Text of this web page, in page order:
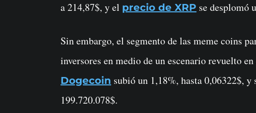
a 214,87$, y el precio de XRP se desplomó
Sin embargo, el segmento de las meme coins
inversores en medio de un escenario revuelto
Dogecoin subió un 1,18%, hasta 0,06322$,
199.720.078$.